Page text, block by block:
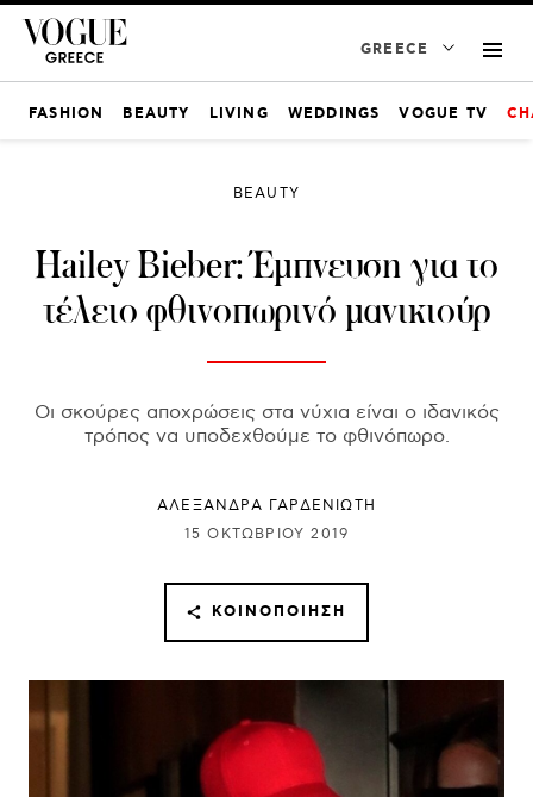
GREECE
FASHION BEAUTY LIVING WEDDINGS VOGUE TV
BEAUTY
Hailey Bieber: Έμπνευση για το
τέλειο φθινοπωρινό μανικιούρ
Οι σκούρες αποχρώσεις στα νύχια είναι ο ιδανικός
τρόπος να υποδεχθούμε το φθινόπωρο.
ΑΛΕΞΑΝΔΡΑ ΓΑΡΔΕΝΙΩΤΗ
15 ΟΚΤΩΒΡΊΟΥ 2019
ΚΟΙΝΟΠΟΊΗΣΗ